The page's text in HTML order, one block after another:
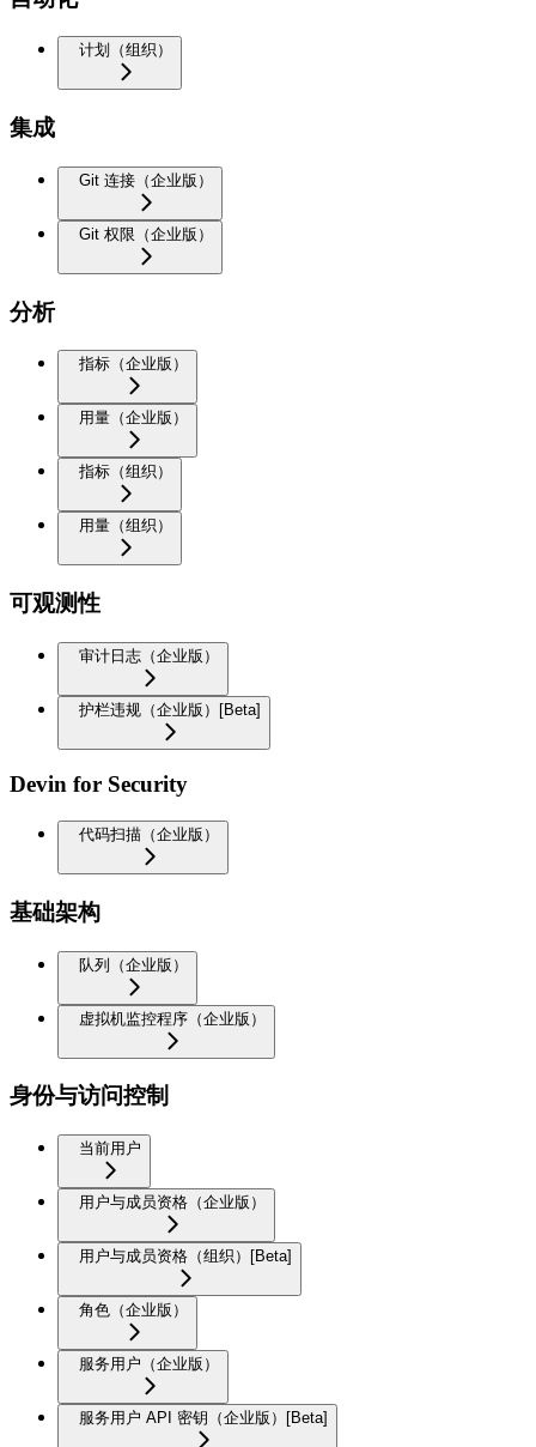
计划（组织）
集成
Git 连接（企业版）
Git 权限（企业版）
分析
指标（企业版）
用量（企业版）
指标（组织）
用量（组织）
可观测性
审计日志（企业版）
护栏违规（企业版）[Beta]
Devin for Security
代码扫描（企业版）
基础架构
队列（企业版）
虚拟机监控程序（企业版）
身份与访问控制
当前用户
用户与成员资格（企业版）
用户与成员资格（组织）[Beta]
角色（企业版）
服务用户（企业版）
服务用户 API 密钥（企业版）[Beta]